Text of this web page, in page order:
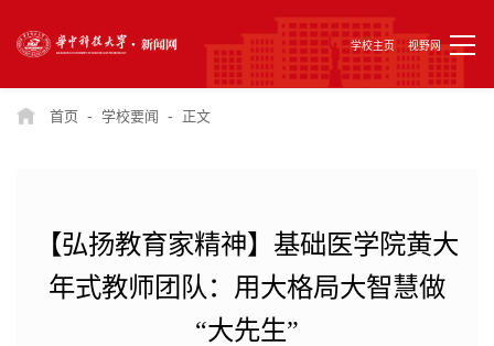
学校主页 视野网
首页 - 学校要闻 - 正文
【弘扬教育家精神】基础医学院黄大
年式教师团队：用大格局大智慧做
“大先生”